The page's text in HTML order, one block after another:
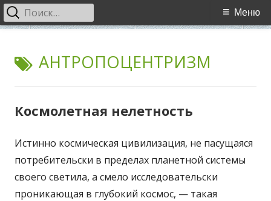
содержимому
Взаимодействие
Основное
Меню
Найти:
МЕТКА:
АНТРОПОЦЕНТРИЗМ
Космолетная нелетность
Истинно космическая цивилизация, не пасущаяся
потребительски в пределах планетной системы
своего светила, а смело исследовательски
проникающая в глубокий космос, — такая